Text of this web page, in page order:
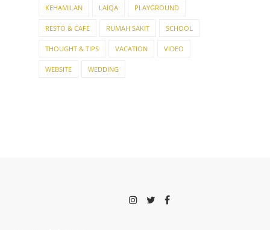
KEHAMILAN LAIQA PLAYGROUND
RESTO & CAFE RUMAH SAKIT SCHOOL
THOUGHT & TIPS VACATION VIDEO
WEBSITE WEDDING